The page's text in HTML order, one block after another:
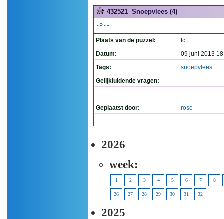
432521 Snoepvlees (4)
-P--
Plaats van de puzzel:
lc
Datum:
09 juni 2013
Tags:
snoepvlees
Gelijkluidende vragen:
Geplaatst door: rose
2026
week:
1 2 3 4 5 6 7 8
26 27 28 29 30 31 32
2025